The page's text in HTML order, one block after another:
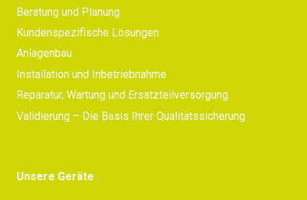
Beratung und Planung
Kundenspezifische Lösungen
Anlagenbau
Installation und Inbetriebnahme
Reparatur, Wartung und Ersatzteilversorgung
Validierung – Die Basis Ihrer Qualitätssicherung
Unsere Geräte